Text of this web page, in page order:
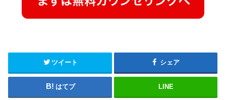
ツイート シェア
はてブ LINE